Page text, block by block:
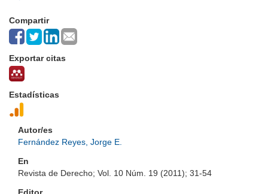
Compartir
Exportar citas
Estadísticas
Autor/es
Fernández Reyes, Jorge E.
En
Revista de Derecho; Vol. 10 Núm. 19 (2011); 31-54